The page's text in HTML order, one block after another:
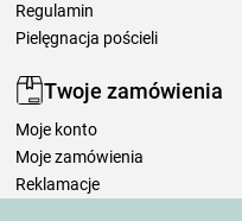
Regulamin
Pielęgnacja pościeli
Twoje zamówienia
Moje konto
Moje zamówienia
Reklamacje